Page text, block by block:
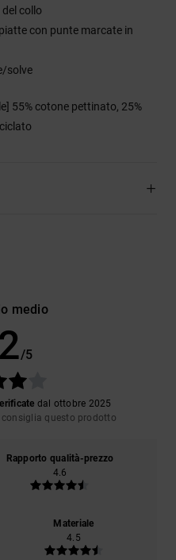
collo
con punte marcate in
solve
55% cotone pettinato, 25%
medio
/5
dal ottobre 2025
questo prodotto
Rapporto qualità-prezzo
4.6
Materiale
4.5